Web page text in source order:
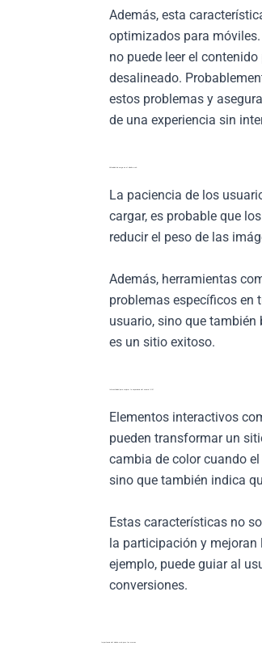
Además, esta
optimizados para
no puede leer el
desalineado.
estos problemas y
de una experiencia sin
La paciencia de los
cargar, es probable que
reducir el peso de las
Además, herramientas
problemas específicos en
usuario, sino que
es un sitio exitoso.
Elementos interactivos
pueden transformar un
cambia de color cuando
sino que también indica
Estas características no
la participación y
ejemplo, puede guiar al
conversiones.